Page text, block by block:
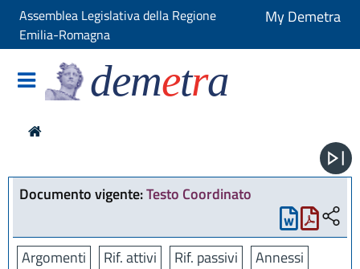
Assemblea Legislativa della Regione
Emilia-Romagna
My Demetra
demetra
Documento vigente:Testo Coordinato
Argomenti Rif. attivi Rif. passivi
Annessi